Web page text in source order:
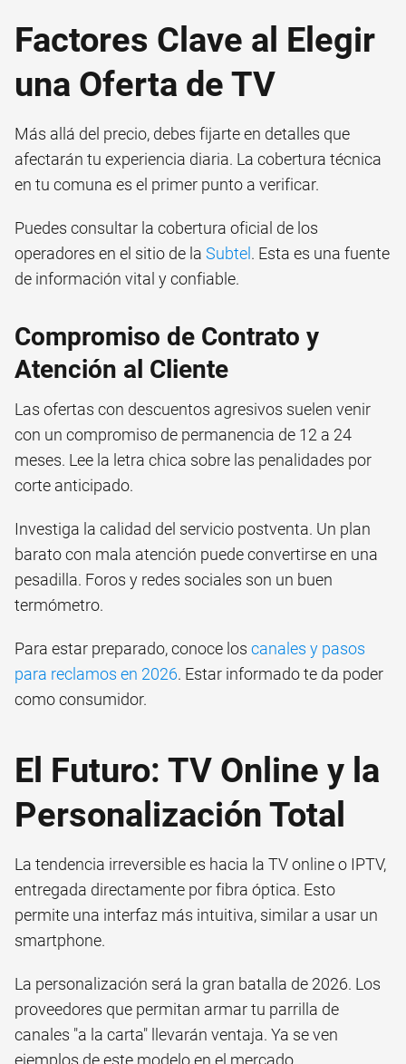
Factores Clave al Elegir
una Oferta de TV
Más allá del precio, debes fijarte en detalles que
afectarán tu experiencia diaria. La cobertura técnica
en tu comuna es el primer punto a verificar.
Puedes consultar la cobertura oficial de los
operadores en el sitio de la Subtel. Esta es una fuente
de información vital y confiable.
Compromiso de Contrato y
Atención al Cliente
Las ofertas con descuentos agresivos suelen venir
con un compromiso de permanencia de 12 a 24
meses. Lee la letra chica sobre las penalidades por
corte anticipado.
Investiga la calidad del servicio postventa. Un plan
barato con mala atención puede convertirse en una
pesadilla. Foros y redes sociales son un buen
termómetro.
Para estar preparado, conoce los canales y pasos
para reclamos en 2026. Estar informado te da poder
como consumidor.
El Futuro: TV Online y la
Personalización Total
La tendencia irreversible es hacia la TV online o IPTV,
entregada directamente por fibra óptica. Esto
permite una interfaz más intuitiva, similar a usar un
smartphone.
La personalización será la gran batalla de 2026. Los
proveedores que permitan armar tu parrilla de
canales "a la carta" llevarán ventaja. Ya se ven
ejemplos de este modelo en el mercado.